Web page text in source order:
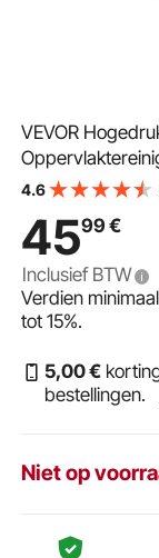
VEVOR
Hogedruk
Zonder paal
4.6
4599€
Inclusief BTW
Verdien
tot15%.
5,00€
bestellingen.
Niet op